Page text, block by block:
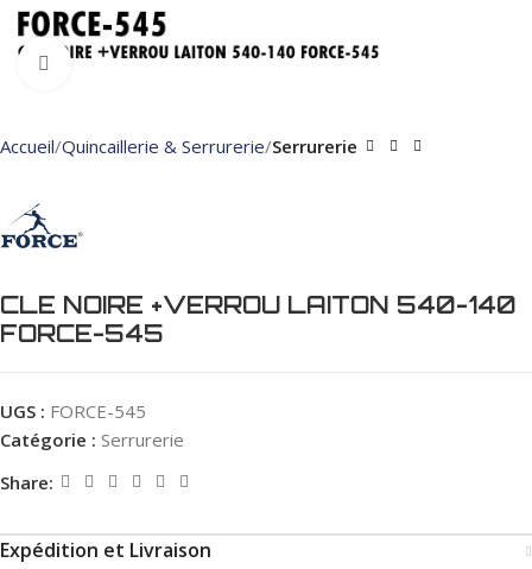
Click to enlarge
Accueil Quincaillerie & Serrurerie Serrurerie
CLE NOIRE +VERROU LAITON 540-140
FORCE-545
UGS : FORCE-545
Catégorie : Serrurerie
Share:
Expédition et Livraison